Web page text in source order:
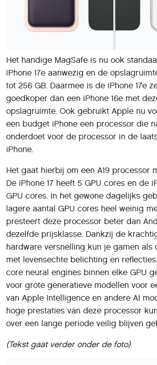
Het handige MagSafe is nu ook
iPhone 17e aanwezig en de
tot 256 GB. Daarmee is de iPhone 17e
goedkoper dan een iPhone 16e met
opslagruimte. Ook gebruikt Apple nu
een budget iPhone een processor die
onderdoet voor de processor in de
iPhone.
Het gaat hierbij om een A19 processor
De iPhone 17 heeft 5 GPU cores en de
GPU cores. In het gewone dagelijks
lagere aantal GPU cores heel weinig
presteert deze processor beter dan
dezelfde prijsklasse. Dankzij de
hardware versnelling kun je gamen als
met levensechte belichting en
core neural engines binnen elke GPU
voor grote generatieve modellen voor
van Apple Intelligence en andere AI
hoge prestaties van deze processor
over een lange periode veilig blijven
(Tekst gaat verder onder de foto)